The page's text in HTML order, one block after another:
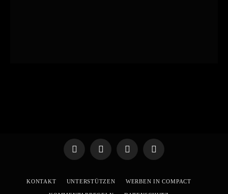
TelegramWhatsApp
X
YouTube
KONTAKT UNTERSTÜTZEN WERBEN IN COMPACT